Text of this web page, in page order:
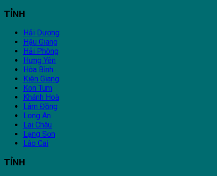
TỈNH
Hải Dương
Hậu Giang
Hải Phòng
Hưng Yên
Hòa Bình
Kiên Giang
Kon Tum
Khánh Hoà
Lâm Đồng
Long An
Lai Châu
Lạng Sơn
Lào Cai
TỈNH